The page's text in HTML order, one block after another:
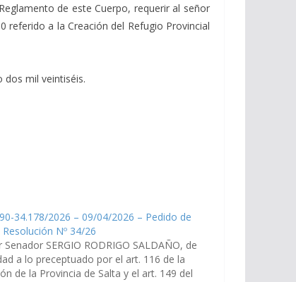
de este Cuerpo, requerir al señor
referido a la Creación del Refugio Provincial
dos mil veintiséis.
34.178/2026 – 09/04/2026 – Pedido de
Nº 34/26
SERGIO RODRIGO SALDAÑO, de
a lo preceptuado por el art. 116 de la
de la Provincia de Salta y el art. 149 del